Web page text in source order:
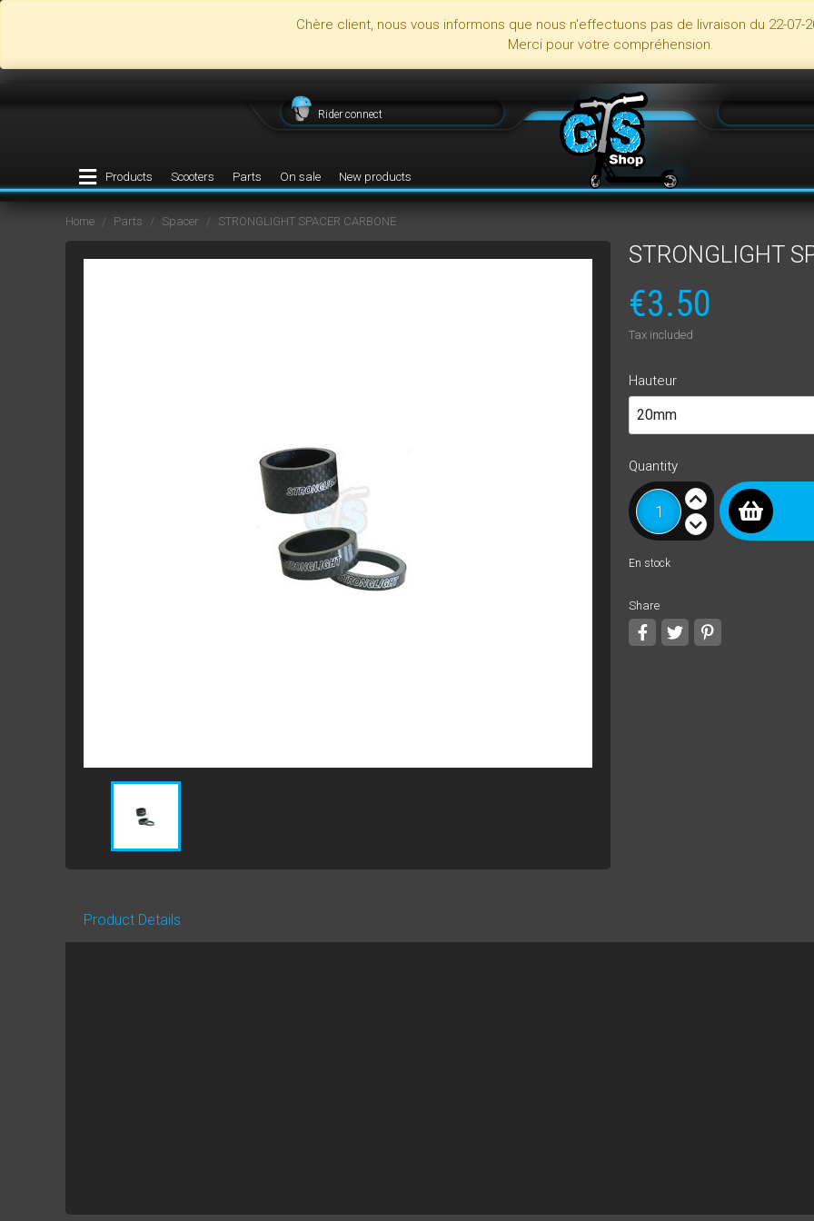
Chère client, nous vous informons que nous n'effectuons pas de livraison du 22-07-
Merci pour votre compréhension.
Rider connect
Products Scooters Parts On sale New products
Home Parts Spacer STRONGLIGHT SPACER CARBONE
STRONGLIGHT
€3.50
Tax included
Hauteur
Quantity
En stock
Share
Product Details